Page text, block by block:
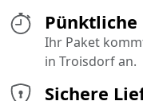
Ihr Paket
in Troisdorf an.
Sichere